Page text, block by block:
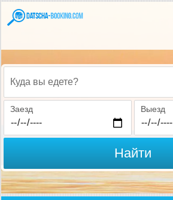
Куда вы едете?
Заезд Выезд
Найти